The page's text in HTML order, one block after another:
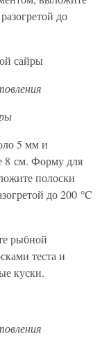
до
сайры
5 мм и
8 см. Форму для
полоски
до 200 °C
рыбной
теста и
куски.